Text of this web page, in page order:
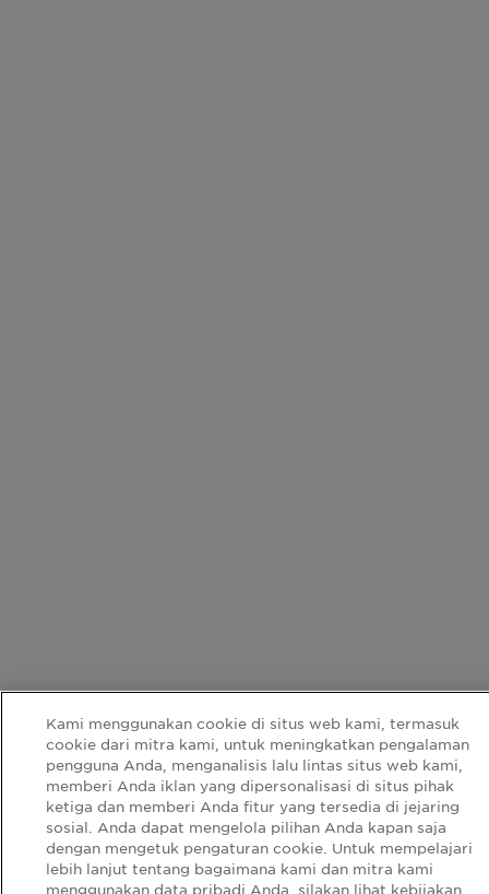
Kami menggunakan cookie di situs web kami, termasuk
cookie dari mitra kami, untuk meningkatkan pengalaman
pengguna Anda, menganalisis lalu lintas situs web kami,
memberi Anda iklan yang dipersonalisasi di situs pihak
ketiga dan memberi Anda fitur yang tersedia di jejaring
sosial. Anda dapat mengelola pilihan Anda kapan saja
dengan mengetuk pengaturan cookie. Untuk mempelajari
lebih lanjut tentang bagaimana kami dan mitra kami
menggunakan data pribadi Anda, silakan lihat kebijakan